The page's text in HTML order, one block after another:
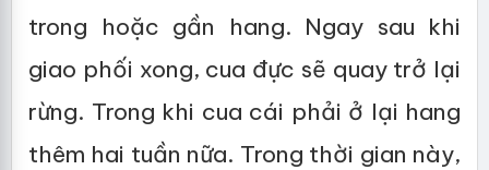
trong hoặc gần hang. Ngay sau khi
giao phối xong, cua đực sẽ quay trở lại
rừng. Trong khi cua cái phải ở lại hang
thêm hai tuần nữa. Trong thời gian này,